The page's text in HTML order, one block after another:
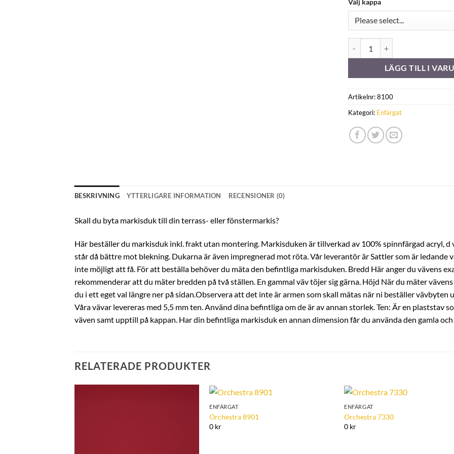
Välj kappa
LÄGG TILL I
Artikelnr:8100
Kategori: Enfärgat
BESKRIVNING YTTERLIGARE INFORMATION RECENSIONER (0)
Skall du byta markisduk till din terrass- eller fönstermarkis?
Här beställer du markisduk inkl. frakt utan montering. Markisduken är tillverkad av 100% spinnfärgad acryl, d
står då bättre mot blekning. Dukarna är även impregnerad mot röta. Vår leverantör är Sattler som är
inte möjligt att få. För att beställa behöver du mäta den befintliga markisduken. Bredd Här anger du vävens
rekommenderar att du mäter bredden på två ställen. En gammal väv töjer sig gärna. Höjd När du mäter
du i ett eget val längre ner på sidan.Observera att det inte är armen som skall mätas när ni beställer
Våra vävar levereras med 5,5 mm ten. Använd dina befintliga om de är av annan storlek. Ten: Är en plaststav
väven samt upptill på kappan. Har din befintliga markisduk en annan dimension får du använda den gamla
RELATERADE PRODUKTER
ENFÄRGAT
Orchestra 8901
0 kr
ENFÄRGAT
Orchestra 7330
0 kr